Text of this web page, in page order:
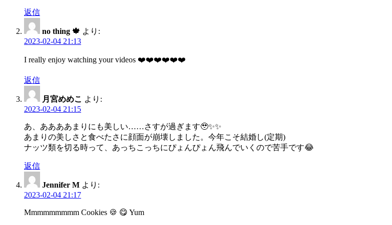
返信
no thing 🍁 より:
2023-02-04 21:13
I really enjoy watching your videos ❤️❤️❤️❤️❤️❤️
返信
月宮めめこ より:
2023-02-04 21:15
あ、ああああまりにも美しい……さすが過ぎます🥹✨✨
あまりの美しさと食べたさに顔面が崩壊しました。今年こそ結婚し(定期)
ナッツ類を切る時って、あっちこっちにぴょんぴょん飛んでいくので苦手です😂
返信
Jennifer M より:
2023-02-04 21:17
Mmmmmmmmm Cookies 🍪 😋 Yum